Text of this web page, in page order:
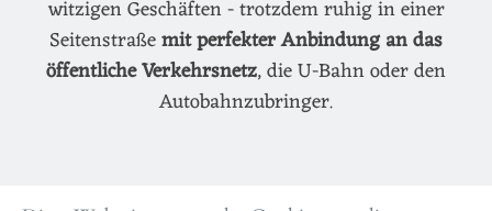
witzigen Geschäften - trotzdem ruhig in einer
Seitenstraßemit perfekter Anbindung an das
öffentliche Verkehrsnetz, die U-Bahn oder den
Autobahnzubringer.